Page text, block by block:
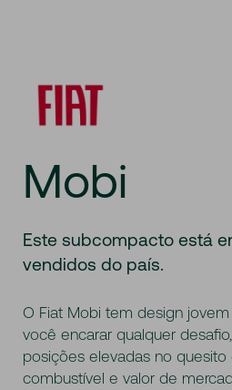
Mobi
Este subcompacto está
vendidos do país.
O Fiat Mobi tem design
você encarar qualquer
posições elevadas no
combustível e valor de